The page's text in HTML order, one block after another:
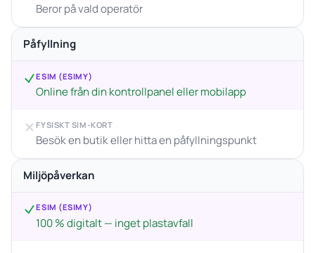
Beror på vald operatör
Påfyllning
ESIM (ESIMY)
Online från din kontrollpanel eller mobilapp
FYSISKT SIM-KORT
Besök en butik eller hitta en påfyllningspunkt
Miljöpåverkan
ESIM (ESIMY)
100 % digitalt — inget plastavfall